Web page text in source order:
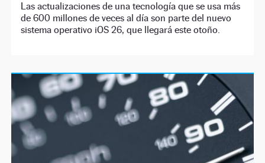
Las actualizaciones de una tecnología que se usa más
de 600 millones de veces al día son parte del nuevo
sistema operativo iOS 26, que llegará este otoño.